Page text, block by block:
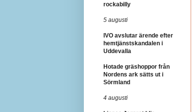
rockabilly
5 augusti
IVO avslutar ärende efter
hemtjänstskandalen i
Uddevalla
Hotade gräshoppor från
Nordens ark sätts ut i
Sörmland
4 augusti